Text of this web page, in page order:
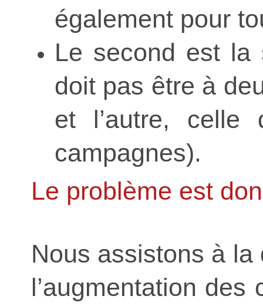
également pour
Le second est la
doit pas être à
et l’autre,
campagnes).
Le problème est
Nous assistons à
l’augmentation